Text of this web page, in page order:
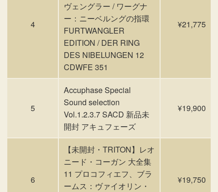
4
ヴェングラー / ワーグナ
ー：ニーベルングの指環
FURTWANGLER
EDITION / DER RING
DES NIBELUNGEN 12
CDWFE 351
¥21,775
5
Accuphase Special
Sound selection
Vol.1.2.3.7 SACD 新品未
開封 アキュフェーズ
¥19,900
6
【未開封・TRITON】レオ
ニード・コーガン 大全集
11 プロコフィエフ、ブラ
ームス：ヴァイオリン・
¥19,750